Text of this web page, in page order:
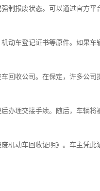
制报废状态。可以通过官方
动车登记证书等原件。如果
回收公司。在保定，许多公
办理交接手续。随后，车辆
机动车回收证明》。车主凭